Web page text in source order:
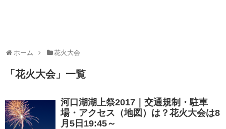
ホーム 花火大会
「花火大会」 一覧
河口湖湖上祭2017｜交通規制・駐車
場・アクセス（地図）は？花火大会は8
月5日19:45～